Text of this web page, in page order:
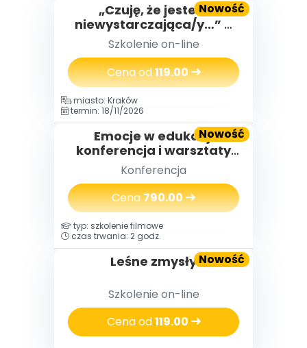
Nowość
„Czuję, że jestem
niewystarczająca/y…” –
jak budować poczucie
własnej wartości.
Szkolenie on-line
Cena od119.00
Nowość
miasto: Kraków
termin: 18/11/2026
Emocje w edukacji
konferencja i warsztaty
(2 dni) 18-19.11.2026
Konferencja
Cena790.00
Nowość
typ: szkolenie filmowe
czas trwania: 2 godz.
Leśne zmysły
Szkolenie on-line
Cena od119.00